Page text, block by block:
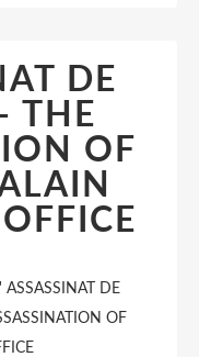
DE
THE
OF
ASSASSINAT DE
OF